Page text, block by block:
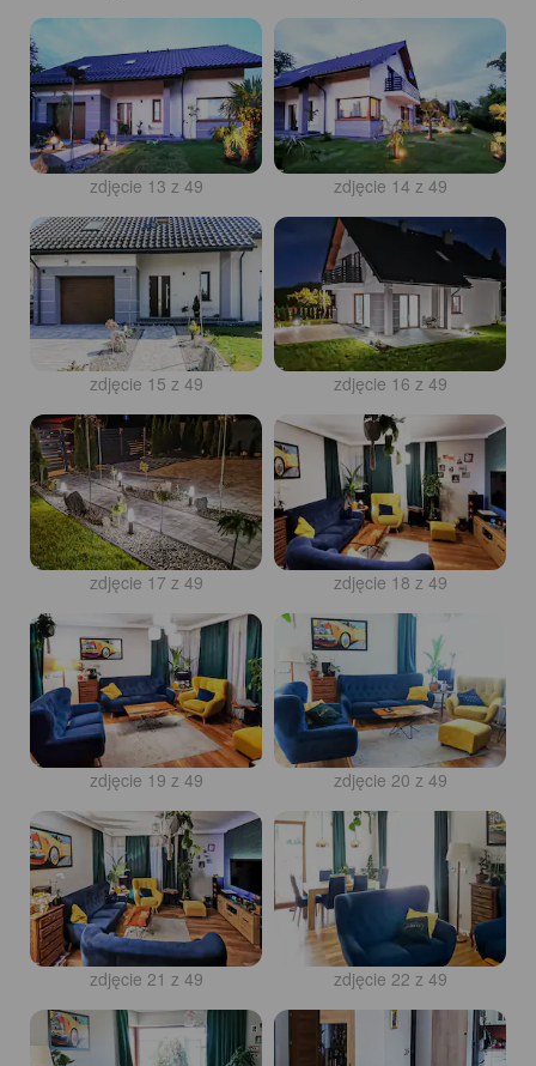
zdjęcie 13 z 49 zdjęcie 14 z 49
zdjęcie 15 z 49 zdjęcie 16 z 49
zdjęcie 17 z 49 zdjęcie 18 z 49
zdjęcie 19 z 49 zdjęcie 20 z 49
zdjęcie 21 z 49 zdjęcie 22 z 49